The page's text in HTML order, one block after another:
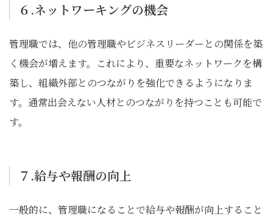
６.ネットワーキングの機会
管理職では、他の管理職やビジネスリーダーとの関係を築
く機会が増えます。これにより、重要なネットワークを構
築し、組織外部とのつながりを強化できるようになりま
す。通常出会えない人材とのつながりを持つことも可能で
す。
７.給与や報酬の向上
一般的に、管理職になることで給与や報酬が向上すること